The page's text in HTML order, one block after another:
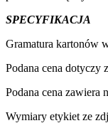
SPECYFIKACJA
Gramatura kartonów
Podana cena dotyczy
Podana cena zawiera
Wymiary etykiet ze